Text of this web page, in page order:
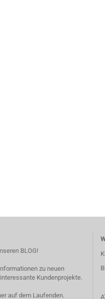
BLOG!
zu neuen
Kundenprojekte.
auf dem Laufenden.